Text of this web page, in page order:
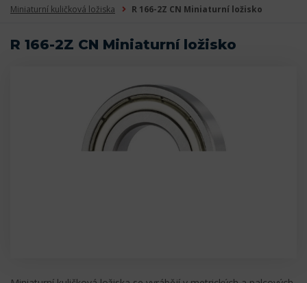
Miniaturní kuličková ložiska
R 166-2Z CN Miniaturní ložisko
R 166-2Z CN Miniaturní ložisko